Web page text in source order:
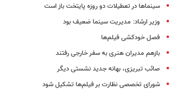
سینماها در تعطیلات دو روزه پایتخت باز است
وزیر ارشاد: مدیریت سینما ضعیف بود
فصل خودکشی فیلم‌ها
بازهم مدیران هنری به سفر خارجی رفتند
صائب تبریزی، بهانه جدید نشستی دیگر
شورای تخصصی نظارت بر فیلم‌ها تشکیل شود